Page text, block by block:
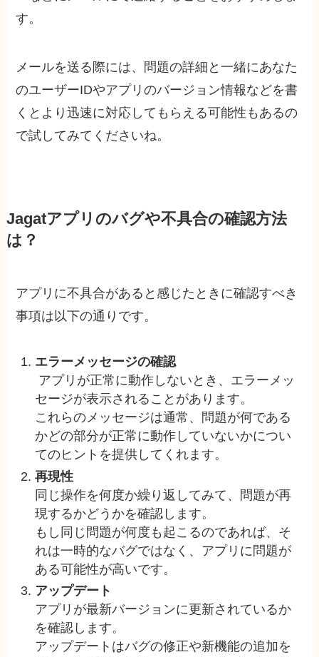
す。
メールを送る際には、問題の詳細と一緒にあなた
のユーザーIDやアプリのバージョン情報などを書
くとより迅速に対応してもらえる可能性もあるの
で試してみてくださいね。
Jagatアプリのバグや不具合の確認方法
は？
アプリに不具合があると感じたときに確認すべき
事項は以下の通りです。
エラーメッセージの確認
アプリが正常に動作しないとき、エラーメッ
セージが表示されることがあります。
これらのメッセージは通常、問題が何である
かどの部分が正常に動作していないかについ
てのヒントを提供してくれます。
再現性
同じ操作を何度か繰り返してみて、問題が再
現するかどうかを確認します。
もし同じ問題が何度も起こるのであれば、そ
れは一時的なバグではなく、アプリに問題が
ある可能性が高いです。
アップデート
アプリが最新バージョンに更新されているか
を確認します。
アップデートはバグの修正や新機能の追加を